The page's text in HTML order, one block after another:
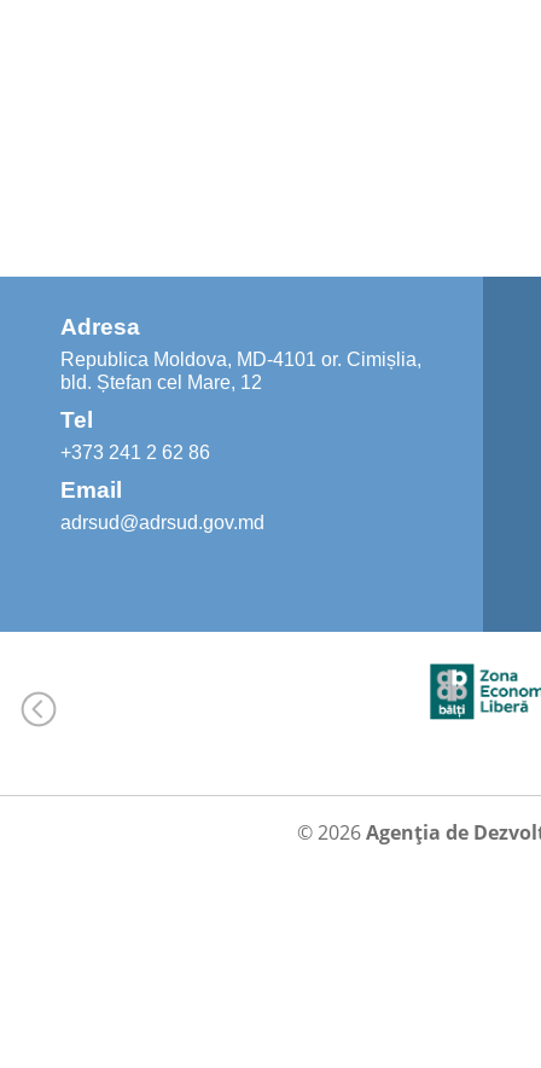
Adresa
Republica Moldova, MD-4101 or. Cimișlia,
bld. Ștefan cel Mare, 12
Tel
+373 241 2 62 86
Email
adrsud@adrsud.gov.md
© 2026Agenția de